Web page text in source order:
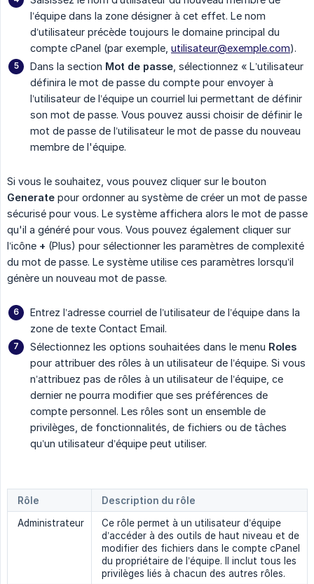
l’équipe dans la zone désigner à cet effet. Le nom
d’utilisateur précède toujours le domaine principal du
compte cPanel (par exemple, utilisateur@exemple.com).
Dans la section Mot de passe , sélectionnez « L’utilisateur
définira le mot de passe du compte pour envoyer à
l’utilisateur de l’équipe un courriel lui permettant de définir
son mot de passe. Vous pouvez aussi choisir de définir le
mot de passe de l’utilisateur le mot de passe du nouveau
membre de l'équipe.
Si vous le souhaitez, vous pouvez cliquer sur le bouton
Generate pour ordonner au système de créer un mot de passe
sécurisé pour vous. Le système affichera alors le mot de passe
qu'il a généré pour vous. Vous pouvez également cliquer sur
l’icône + (Plus) pour sélectionner les paramètres de complexité
du mot de passe. Le système utilise ces paramètres lorsqu’il
génère un nouveau mot de passe.
Entrez l’adresse courriel de l’utilisateur de l’équipe dans la
zone de texte Contact Email.
Sélectionnez les options souhaitées dans le menu Roles
pour attribuer des rôles à un utilisateur de l’équipe. Si vous
n’attribuez pas de rôles à un utilisateur de l’équipe, ce
dernier ne pourra modifier que ses préférences de
compte personnel. Les rôles sont un ensemble de
privilèges, de fonctionnalités, de fichiers ou de tâches
qu’un utilisateur d’équipe peut utiliser.
Rôle
Description du rôle
Administrateur
Ce rôle permet à un utilisateur d’équipe
d’accéder à des outils de haut niveau et de
modifier des fichiers dans le compte cPanel
du propriétaire de l’équipe. Il inclut tous les
privilèges liés à chacun des autres rôles.